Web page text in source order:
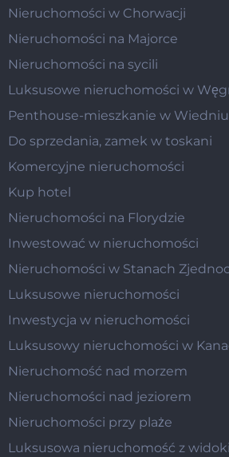
Nieruchomości w Chorwacji
Nieruchomości na Majorce
Nieruchomości na sycili
Luksusowe nieruchomości w
Penthouse-mieszkanie w Wiedniu
Do sprzedania, zamek w toskani
Komercyjne nieruchomości
Kup hotel
Nieruchomości na Florydzie
Inwestować w nieruchomości
Nieruchomości w Stanach
Luksusowe nieruchomości
Inwestycja w nieruchomości
Luksusowy nieruchomości w
Nieruchomość nad morzem
Nieruchomości nad jeziorem
Nieruchomości przy plaże
Luksusowa nieruchomość z